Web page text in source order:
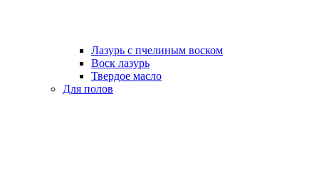
Лазурь с пчелиным воском
Воск лазурь
Твердое масло
Для полов